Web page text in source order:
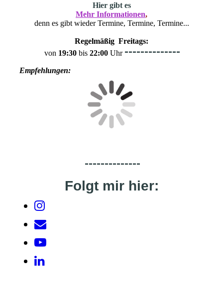
Hier gibt es
Mehr Informationen,
denn es gibt wieder Termine, Termine, Termine...
Regelmäßig Freitags:
von 19:30 bis 22:00 Uhr --------------
Empfehlungen:
--------------
Folgt mir hier: